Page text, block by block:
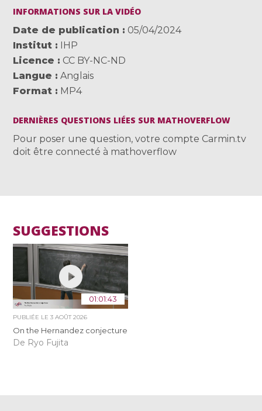
INFORMATIONS SUR LA VIDÉO
Date de publication
05/04/2024
Institut
IHP
Licence
CC BY-NC-ND
Langue
Anglais
Format
MP4
DERNIÈRES QUESTIONS LIÉES SUR MATHOVERFLOW
Pour poser une question, votre compte Carmin.tv
doit être connecté à mathoverflow
SUGGESTIONS
01:01:43
PUBLIÉE LE3 AOÛT 2026
On the Hernandez conjecture
De Ryo Fujita